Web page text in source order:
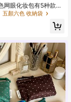
网眼化妆包有5种款式
大容量便携透明旅行
学季去海滩和学生
五顏六色 收納袋
客
五顏六色 收納袋
客